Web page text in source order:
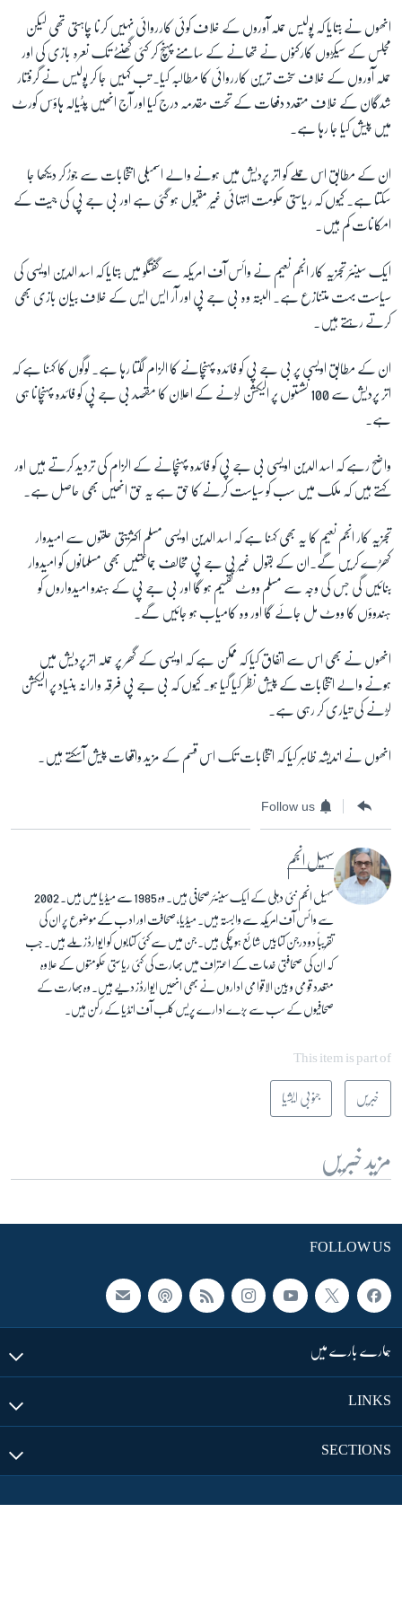
انھوں نے بتایا کہ پولیس حملہ آوروں کے خلاف کوئی کارروائی نہیں کرنا چاہتی تھی لیکن
مجلس کے سیکڑوں کارکنوں نے تھانے کے سامنے پہنچ کر کئی گھنٹے تک نعرہ بازی کی اور
حملہ آوروں کے خلاف سخت ترین کارروائی کا مطالبہ کیا۔ تب کہیں جا کر پولیس نے گرفتار
شدگان کے خلاف متعدد دفعات کے تحت مقدمہ درج کیا اور آج انھیں پٹیالہ ہاؤس کورٹ
میں پیش کیا جا رہا ہے۔
ان کے مطابق اس حملے کو اتر پردیش میں ہونے والے اسمبلی انتخابات سے جوڑ کر دیکھا جا
سکتا ہے۔ کیوں کہ ریاستی حکومت انتہائی غیر مقبول ہو گئی ہے اور بی جے پی کی جیت کے
امکانات کم ہیں۔
ایک سینئر تجزیہ کار انجم نعیم نے وائس آف امریکہ سے گفتگو میں بتایا کہ اسد الدین اویسی کی
سیاست بہت متنازع ہے۔ البتہ وہ بی جے پی اور آر ایس ایس کے خلاف بیان بازی بھی
کرتے رہتے ہیں۔
ان کے مطابق اویسی پر بی جے پی کو فائدہ پہنچانے کا الزام لگتا رہا ہے۔ لوگوں کا کہنا ہے کہ
اتر پردیش سے 100 نشستوں پر الیکشن لڑنے کے اعلان کا مقصد بی جے پی کو فائدہ پہنچانا ہی
ہے۔
واضح رہے کہ اسد الدین اویسی بی جے پی کو فائدہ پہنچانے کے الزام کی تردید کرتے ہیں اور
کہتے ہیں کہ ملک میں سب کو سیاست کرنے کا حق ہے یہ حق انھیں بھی حاصل ہے۔
تجزیہ کار انجم نعیم کا یہ بھی کہنا ہے کہ اسد الدین اویسی مسلم اکثریتی حلقوں سے امیدوار
کھڑے کریں گے۔ان کے بقول غیر بی جے پی مخالف جماعتیں بھی مسلمانوں کو امیدوار
بنائیں گی جس کی وجہ سے مسلم ووٹ تقسیم ہو گا اور بی جے پی کے ہندو امیدواروں کو
ہندوؤں کا ووٹ مل جائے گا اور وہ کامیاب ہو جائیں گے۔
انھوں نے بھی اس سے اتفاق کیا کہ ممکن ہے کہ اویسی کے گھر پر حملہ اترپردیش میں
ہونے والے انتخابات کے پیش نظر کیا گیا ہو۔ کیوں کہ بی جے پی فرقہ وارانہ بنیاد پر الیکشن
لڑنے کی تیاری کر رہی ہے۔
انھوں نے اندیشہ ظاہر کیا کہ انتخابات تک اس قسم کے مزید واقعات پیش آسکتے ہیں۔
Follow us
سہیل انجم
سہیل انجم نئی دہلی کے ایک سینئر صحافی ہیں۔ وہ 1985 سے میڈیا میں ہیں۔ 2002
سے وائس آف امریکہ سے وابستہ ہیں۔ میڈیا، صحافت اور ادب کے موضوع پر ان کی
تقریباً دو درجن کتابیں شائع ہو چکی ہیں۔ جن میں سے کئی کتابوں کو ایوارڈز ملے ہیں۔ جب
کہ ان کی صحافتی خدمات کے اعتراف میں بھارت کی کئی ریاستی حکومتوں کے علاوہ
متعدد قومی و بین الاقوامی اداروں نے بھی انھیں ایوارڈز دیے ہیں۔ وہ بھارت کے
صحافیوں کے سب سے بڑے ادارے پریس کلب آف انڈیا کے رکن ہیں۔
This item is part of
خبریں جنوبی ایشیا
مزید خبریں
FOLLOW US
ہمارے بارے میں
LINKS
SECTIONS